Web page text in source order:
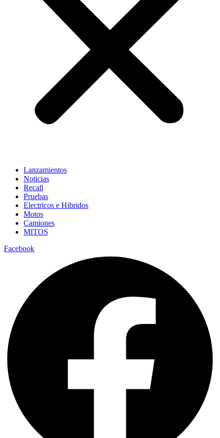
Lanzamientos
Noticias
Recall
Pruebas
Electricos e Hibridos
Motos
Camiones
MITOS
Facebook